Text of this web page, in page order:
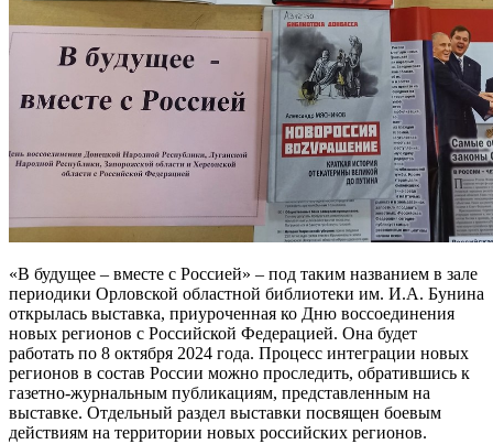
«В будущее – вместе с Россией» – под таким названием в зале
периодики Орловской областной библиотеки им. И.А. Бунина
открылась выставка, приуроченная ко Дню воссоединения
новых регионов с Российской Федерацией. Она будет
работать по 8 октября 2024 года. Процесс интеграции новых
регионов в состав России можно проследить, обратившись к
газетно-журнальным публикациям, представленным на
выставке. Отдельный раздел выставки посвящен боевым
действиям на территории новых российских регионов.